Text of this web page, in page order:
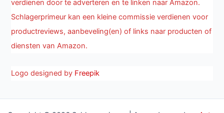
verdienen door te adverteren en te linken naar Amazon.
Schlagerprimeur kan een kleine commissie verdienen voor
productreviews, aanbeveling(en) of links naar producten of
diensten van Amazon.
Logo designed by Freepik